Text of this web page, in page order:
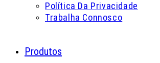
Política Da Privacidade
Trabalha Connosco
Produtos